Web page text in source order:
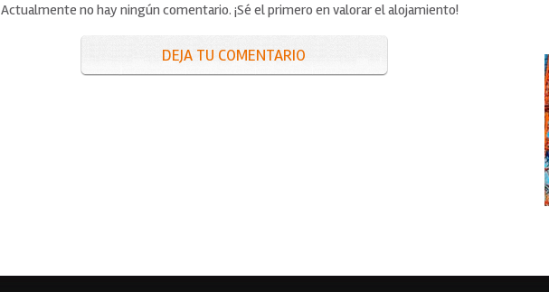
Actualmente no hay ningún comentario. ¡Sé el primero en valorar el alojamiento!
DEJA TU COMENTARIO